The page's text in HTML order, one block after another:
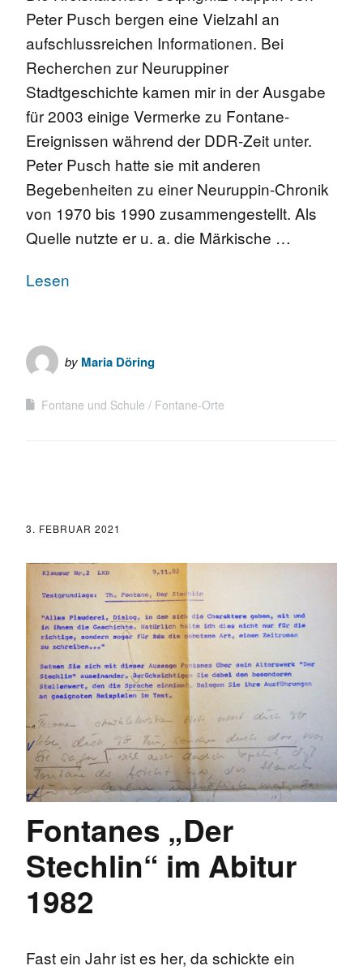
Peter Pusch bergen eine Vielzahl an
aufschlussreichen Informationen. Bei
Recherchen zur Neuruppiner
Stadtgeschichte kamen mir in der Ausgabe
für 2003 einige Vermerke zu Fontane-
Ereignissen während der DDR-Zeit unter.
Peter Pusch hatte sie mit anderen
Begebenheiten zu einer Neuruppin-Chronik
von 1970 bis 1990 zusammengestellt. Als
Quelle nutzte er u. a. die Märkische …
Lesen
by Maria Döring
Fontane und Schule Fontane-Orte
3. FEBRUAR 2021
Fontanes „Der
Stechlin“ im Abitur
1982
Fast ein Jahr ist es her, da schickte ein